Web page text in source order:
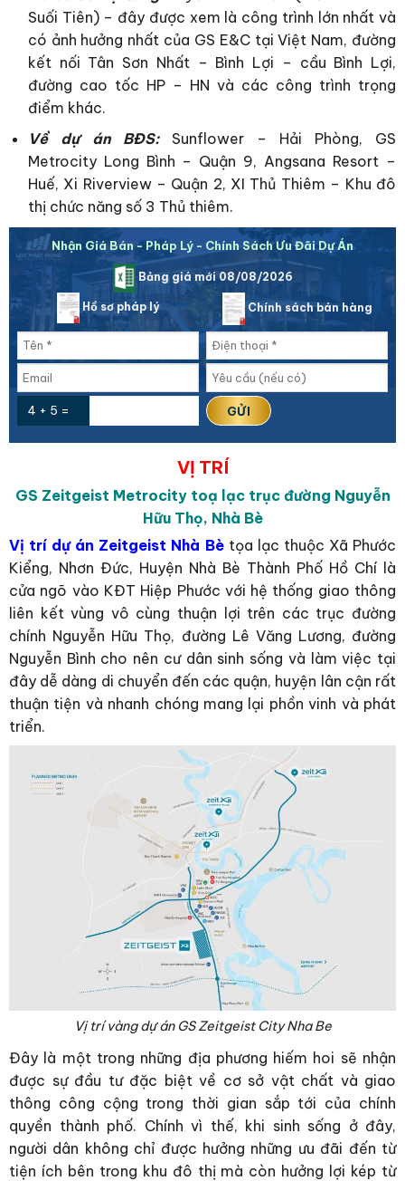
Suối Tiên) – đây được xem là công trình lớn nhất và
có ảnh hưởng nhất của GS E&C tại Việt Nam, đường
kết nối Tân Sơn Nhất – Bình Lợi – cầu Bình Lợi,
đường cao tốc HP – HN và các công trình trọng
điểm khác.
Về dự án BĐS:Sunflower – Hải Phòng, GS
Metrocity Long Bình – Quận 9, Angsana Resort –
Huế, Xi Riverview – Quận 2, XI Thủ Thiêm – Khu đô
thị chức năng số 3 Thủ thiêm.
Nhận Giá Bán - Pháp Lý - Chính Sách Ưu Đãi Dự Án
Bảng giá mới 08/08/2026
Hồ sơ pháp lý Chính sách bán hàng
4 + 5 =
VỊ TRÍ
GS Zeitgeist Metrocity toạ lạc trục đường Nguyễn
Hữu Thọ, Nhà Bè
Vị trí dự án Zeitgeist Nhà Bè tọa lạc thuộc Xã Phước
Kiểng, Nhơn Đức, Huyện Nhà Bè Thành Phố Hồ Chí là
cửa ngõ vào KĐT Hiệp Phước với hệ thống giao thông
liên kết vùng vô cùng thuận lợi trên các trục đường
chính Nguyễn Hữu Thọ, đường Lê Văng Lương, đường
Nguyễn Bình cho nên cư dân sinh sống và làm việc tại
đây dễ dàng di chuyển đến các quận, huyện lân cận rất
thuận tiện và nhanh chóng mang lại phồn vinh và phát
triển.
Vị trí vàng dự án GS Zeitgeist City Nha Be
Đây là một trong những địa phương hiếm hoi sẽ nhận
được sự đầu tư đặc biệt về cơ sở vật chất và giao
thông công cộng trong thời gian sắp tới của chính
quyền thành phố. Chính vì thế, khi sinh sống ở đây,
người dân không chỉ được hưởng những ưu đãi đến từ
tiện ích bên trong khu đô thị mà còn hưởng lợi kép từ